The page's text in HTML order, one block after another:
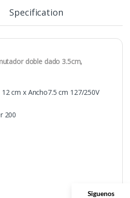
Specification
doble dado 3.5cm,
cm x Ancho7.5 cm 127/250V
200
Siguenos